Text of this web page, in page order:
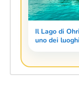
Il Lago di
uno dei